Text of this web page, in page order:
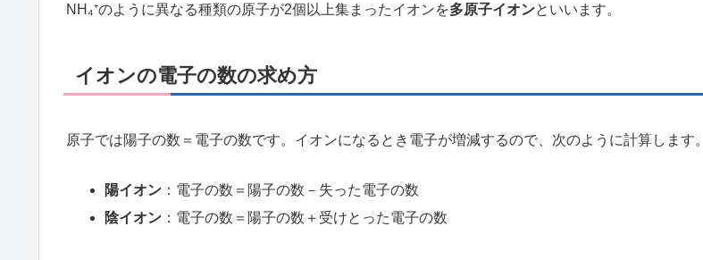
NH₄⁺のように異なる種類の原子が2個以上集まったイオンを多原子イオンといいます。
イオンの電子の数の求め方
原子では陽子の数＝電子の数です。イオンになるとき電子が増減するので、次のように計算します。
陽イオン ：電子の数＝陽子の数－失った電子の数
陰イオン ：電子の数＝陽子の数＋受けとった電子の数